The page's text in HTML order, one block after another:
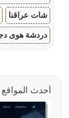
شات عراقنا
دردشة هوى
أحدث